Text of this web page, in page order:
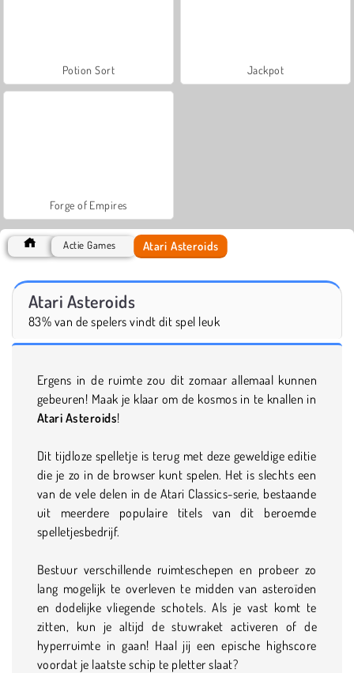
Potion Sort Jackpot
Forge of Empires
Actie Games Atari Asteroids
Atari Asteroids
83% van de spelers vindt dit spel leuk
Ergens in de ruimte zou dit zomaar allemaal kunnen
gebeuren! Maak je klaar om de kosmos in te knallen in
Atari Asteroids!
Dit tijdloze spelletje is terug met deze geweldige editie
die je zo in de browser kunt spelen. Het is slechts een
van de vele delen in de Atari Classics-serie, bestaande
uit meerdere populaire titels van dit beroemde
spelletjesbedrijf.
Bestuur verschillende ruimteschepen en probeer zo
lang mogelijk te overleven te midden van asteroïden
en dodelijke vliegende schotels. Als je vast komt te
zitten, kun je altijd de stuwraket activeren of de
hyperruimte in gaan! Haal jij een epische highscore
voordat je laatste schip te pletter slaat?